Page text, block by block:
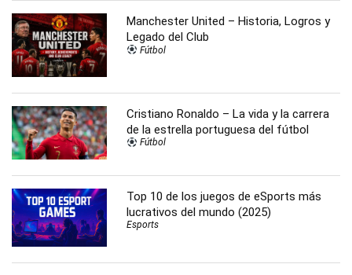
Manchester United – Historia, Logros y
Legado del Club
Fútbol
Cristiano Ronaldo – La vida y la carrera
de la estrella portuguesa del fútbol
Fútbol
Top 10 de los juegos de eSports más
lucrativos del mundo (2025)
Esports